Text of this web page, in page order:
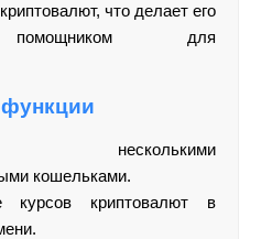
что делает его
помощником для
несколькими
кошельками.
курсов криптовалют в